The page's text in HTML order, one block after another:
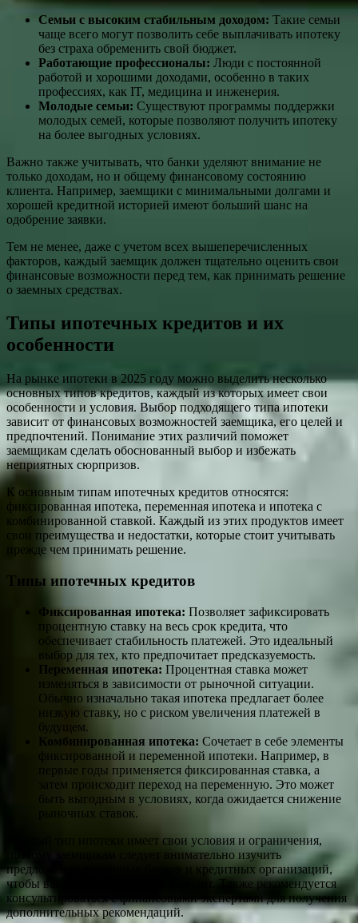
Семьи с высоким стабильным доходом: Такие семьи
чаще всего могут позволить себе выплачивать ипотеку
без страха обременить свой бюджет.
Работающие профессионалы: Люди с постоянной
работой и хорошими доходами, особенно в таких
профессиях, как IT, медицина и инженерия.
Молодые семьи: Существуют программы поддержки
молодых семей, которые позволяют получить ипотеку
на более выгодных условиях.
Важно также учитывать, что банки уделяют внимание не
только доходам, но и общему финансовому состоянию
клиента. Например, заемщики с минимальными долгами и
хорошей кредитной историей имеют больший шанс на
одобрение заявки.
Тем не менее, даже с учетом всех вышеперечисленных
факторов, каждый заемщик должен тщательно оценить свои
финансовые возможности перед тем, как принимать решение
о заемных средствах.
Типы ипотечных кредитов и их
особенности
На рынке ипотеки в 2025 году можно выделить несколько
основных типов кредитов, каждый из которых имеет свои
особенности и условия. Выбор подходящего типа ипотеки
зависит от финансовых возможностей заемщика, его целей и
предпочтений. Понимание этих различий поможет
заемщикам сделать обоснованный выбор и избежать
неприятных сюрпризов.
К основным типам ипотечных кредитов относятся:
фиксированная ипотека, переменная ипотека и ипотека с
комбинированной ставкой. Каждый из этих продуктов имеет
свои преимущества и недостатки, которые стоит учитывать
прежде чем принимать решение.
Типы ипотечных кредитов
Фиксированная ипотека: Позволяет зафиксировать
процентную ставку на весь срок кредита, что
обеспечивает стабильность платежей. Это идеальный
выбор для тех, кто предпочитает предсказуемость.
Переменная ипотека: Процентная ставка может
изменяться в зависимости от рыночной ситуации.
Обычно изначально такая ипотека предлагает более
низкую ставку, но с риском увеличения платежей в
будущем.
Комбинированная ипотека: Сочетает в себе элементы
фиксированной и переменной ипотеки. Например, в
первые годы применяется фиксированная ставка, а
затем происходит переход на переменную. Это может
быть выгодным в условиях, когда ожидается снижение
рыночных ставок.
Каждый тип ипотеки имеет свои условия и ограничения,
поэтому заемщикам следует внимательно изучить
предложения различных банков и кредитных организаций,
чтобы выбрать оптимальный вариант. Также рекомендуется
консультироваться с финансовыми экспертами для получения
дополнительных рекомендаций.